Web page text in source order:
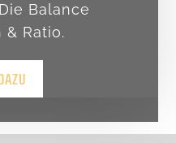
Balance
Ratio.